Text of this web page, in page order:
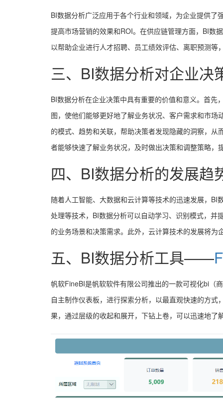
BI数据分析广泛应用于各个行业和领域，为企业提供
提高市场营销的效果和ROI。在供应链管理方面，BI数
以帮助企业进行人才招聘、员工绩效评估、离职预测
三、BI数据分析对企业决
BI数据分析在企业决策中具有重要的价值和意义。首
图，使他们能够更好地了解业务状况、客户需求和市
的模式、趋势和关联，帮助决策者发现隐藏的洞察，
者能够快速了解业务状况，及时做出决策和调整策略，
四、BI数据分析的发展趋
随着人工智能、大数据和云计算等技术的迅速发展，
处理等技术，BI数据分析可以自动学习、识别模式，
的业务场景和决策需求。此外，云计算技术的发展将
五、BI数据分析工具——
帆软FineBI是帆软软件有限公司推出的一款可视化bi（
自主制作仪表板，进行探索分析，以最直观快速的方
果，通过层级的收起和展开，下钻上卷，可以迅速地了